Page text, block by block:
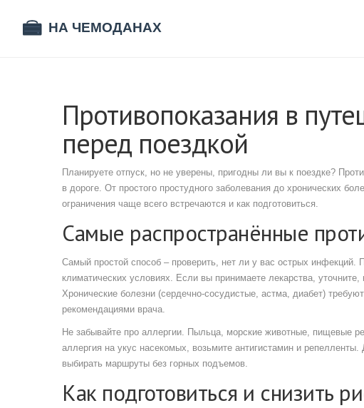
Противопоказания в
перед поездкой
Планируете отпуск, но не уверены, пригодны ли вы к поездке?
в дороге. От простого простудного заболевания до хронических
ограничения чаще всего встречаются и как подготовиться.
Самые распространённые
Самый простой способ – проверить, нет ли у вас острых инфекций.
климатических условиях. Если вы принимаете лекарства,
Хронические болезни (сердечно‑сосудистые, астма, диабет)
рекомендациями врача.
Не забывайте про аллергии. Пыльца, морские животные, пищевые
аллергия на укус насекомых, возьмите антигистамин и
выбирать маршруты без горных подъемов.
Как подготовиться и снизить